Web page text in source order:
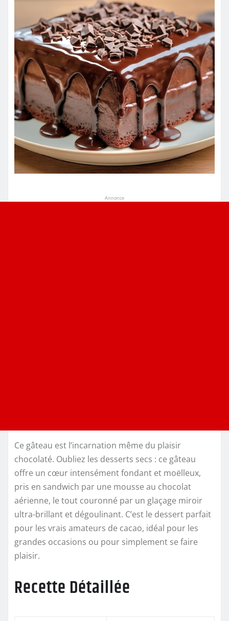
Annonce
Ce gâteau est l’incarnation même du plaisir
chocolaté. Oubliez les desserts secs : ce gâteau
offre un cœur intensément fondant et moëlleux,
pris en sandwich par une mousse au chocolat
aérienne, le tout couronné par un glaçage miroir
ultra-brillant et dégoulinant. C’est le dessert parfait
pour les vrais amateurs de cacao, idéal pour les
grandes occasions ou pour simplement se faire
plaisir.
Recette Détaillée